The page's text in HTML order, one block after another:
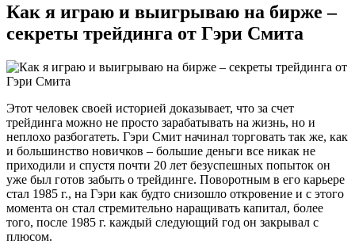
Как я играю и выигрываю на бирже –
секреты трейдинга от Гэри Смита
Этот человек своей историей доказывает, что за счет
трейдинга можно не просто зарабатывать на жизнь, но и
неплохо разбогатеть. Гэри Смит начинал торговать так же, как
и большинство новичков – большие деньги все никак не
приходили и спустя почти 20 лет безуспешных попыток он
уже был готов забыть о трейдинге. Поворотным в его карьере
стал 1985 г., на Гэри как будто снизошло откровение и с этого
момента он стал стремительно наращивать капитал, более
того, после 1985 г. каждый следующий год он закрывал с
плюсом.